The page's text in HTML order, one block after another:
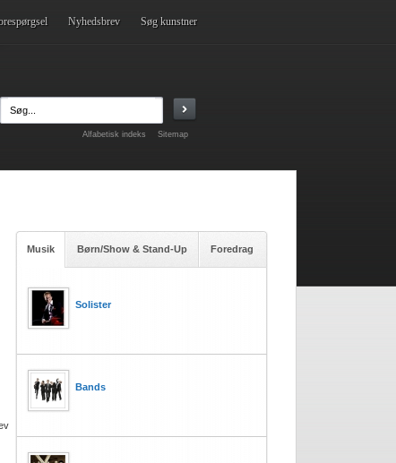
Nyhedsbrev Søg kunstner
Alfabetisk indeks Sitemap
Musik Børn/Show & Stand-Up Foredrag
Solister
Bands